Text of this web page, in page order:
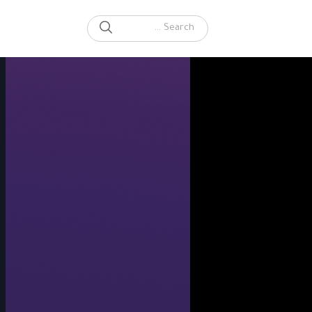
Search for:
SEARCH